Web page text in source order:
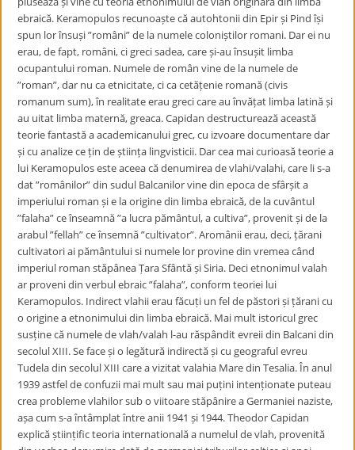
ebraică. Keramopulos recunoaște că autohtonii din Epir și Pind își
spun lor însuși ”români” de la numele coloniștilor romani. Dar ei nu
erau, de fapt, români, ci greci sadea, care și-au însușit limba
ocupantului roman. Numele de român vine de la numele de
”roman”, dar nu ca etnicitate, ci ca cetățenie romană (civis
romanum sum), în realitate erau greci care au învățat limba latină și
au uitat limba maternă, greaca. Capidan destructurează această
teorie fantastă a academicanului grec, cu izvoare documentare dar
și cu analize ce țin de știința lingvisticii. Dar cea mai curioasă teorie a
lui Keramopulos este aceea că denumirea de vlahi/valahi, care li s-a
dat ”românilor” din sudul Balcanilor vine din epoca de sfârșit a
imperiului roman și e la origine din limba ebraică, de la cuvântul
”falaha” ce înseamnă ”a lucra pământul, a cultiva”, provenit și de la
arabul ”fellah” ce însemnă ”cultivator”. Aromânii erau, deci, țărani
cultivatori ai pământului si numele lor provine din vremea când
imperiul roman stăpânea Țara Sfântă și Siria. Deci etnonimul valah
ar proveni din verbul ebraic ”falaha”, conform teoriei lui
Keramopulos. Indirect vlahii erau făcuți un fel de păstori și țărani cu
o origine a etnonimului din limba ebraică. Mai mult istoricul grec
susține că numele de vlah/valah l-au răspândit evreii din Balcani din
secolul XIII. Se face și o legătură indirectă și cu geograful evreu
Tudela din secolul XIII care a vizitat valahia Mare din Tesalia. În anul
1939 astfel de confuzii mai mult sau mai puțini intenționate puteau
crea probleme vlahilor sub o viitoare stăpânire a Germaniei naziste,
așa cum s-a întâmplat între anii 1941 și 1944. Theodor Capidan
explică științific teoria internatională a numelul de vlah, provenită